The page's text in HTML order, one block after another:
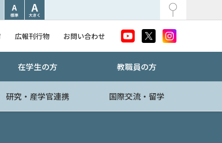
広報刊行物 お問い合わせ
在学生の方 教職員の方
研究・産学官連携 国際交流・留学